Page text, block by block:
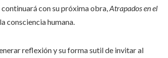
con su próxima obra,Atrapados en el
consciencia humana.
reflexión y su forma sutil de invitar al